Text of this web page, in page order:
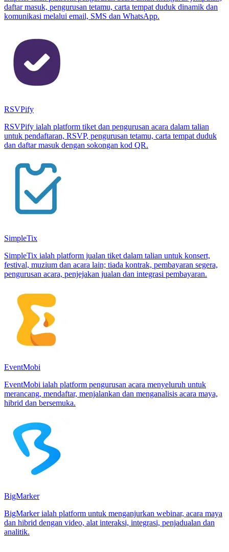
daftar masuk, pengurusan tetamu, carta tempat duduk dinamik dan
komunikasi melalui email, SMS dan WhatsApp.
RSVPify
RSVPify ialah platform tiket dan pengurusan acara dalam talian
untuk pendaftaran, RSVP, pengurusan tetamu, carta tempat duduk
dan daftar masuk dengan sokongan kod QR.
SimpleTix
SimpleTix ialah platform jualan tiket dalam talian untuk konsert,
festival, muzium dan acara lain; tiada kontrak, pembayaran segera,
pengurusan acara, penjejakan jualan dan integrasi pembayaran.
EventMobi
EventMobi ialah platform pengurusan acara menyeluruh untuk
merancang, mendaftar, menjalankan dan menganalisis acara maya,
hibrid dan bersemuka.
BigMarker
BigMarker ialah platform untuk menganjurkan webinar, acara maya
dan hibrid dengan video, alat interaksi, integrasi, penjadualan dan
analitik.